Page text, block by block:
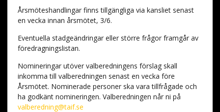
Årsmöteshandlingar finns tillgängliga via kansliet senast
en vecka innan årsmötet, 3/6.
Eventuella stadgeändringar eller större frågor framgår av
föredragningslistan.
Nomineringar utöver valberedningens förslag skall
inkomma till valberedningen senast en vecka före
Årsmötet. Nominerade personer ska vara tillfrågade och
ha godkänt nomineringen. Valberedningen når ni på
valberedning@taif.se